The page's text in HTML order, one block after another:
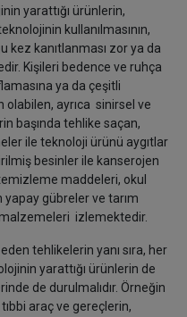
yarattığı ürünlerin,
kullanılmasının,
kez kanıtlanması zor ya da
Kişileri bedence ve ruhça
ya da çeşitli
olabilen, ayrıca sinirsel ve
başında tehlike saçan,
ile teknoloji ürünü aygıtlar
besinler ile kanserojen
maddeleri, okul
yapay gübreler ve tarım
izlemektedir.
tehlikelerin yanı sıra, her
yarattığı ürünlerin de
de durulmalıdır. Örneğin
araç ve gereçlerin,